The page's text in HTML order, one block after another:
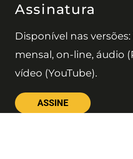
Assinatura
Disponível nas
mensal, on-line, áudio
vídeo (YouTube).
ASSINE